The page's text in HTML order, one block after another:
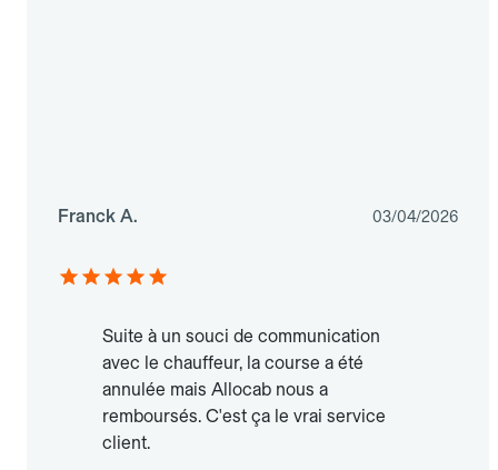
Franck A. 03/04/2026
Suite à un souci de communication
avec le chauffeur, la course a été
annulée mais Allocab nous a
remboursés. C'est ça le vrai service
client.